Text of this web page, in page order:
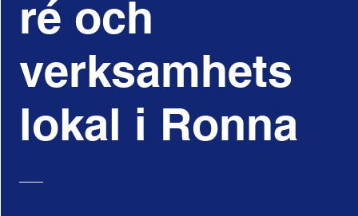
ré och
verksamhets
lokal i Ronna